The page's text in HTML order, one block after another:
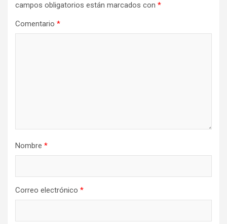
campos obligatorios están marcados con *
Comentario *
Nombre *
Correo electrónico *